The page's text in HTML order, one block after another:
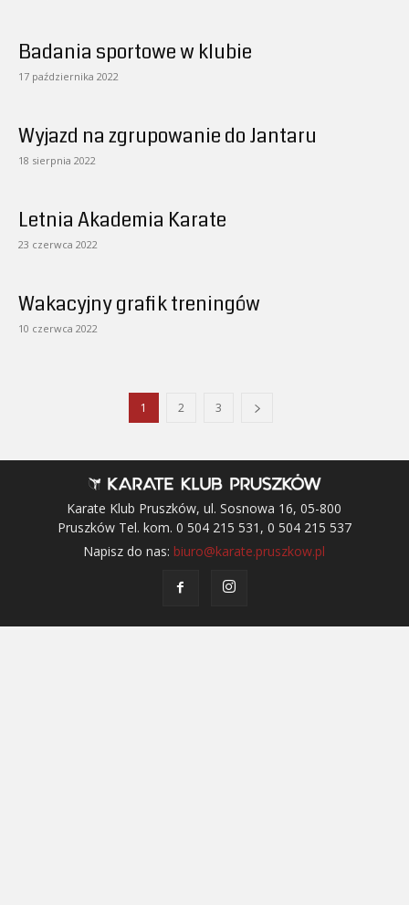
Badania sportowe w klubie
17 października 2022
Wyjazd na zgrupowanie do Jantaru
18 sierpnia 2022
Letnia Akademia Karate
23 czerwca 2022
Wakacyjny grafik treningów
10 czerwca 2022
1 2 3
Karate Klub Pruszków, ul. Sosnowa 16, 05-800
Pruszków Tel. kom. 0 504 215 531, 0 504 215 537
Napisz do nas: biuro@karate.pruszkow.pl